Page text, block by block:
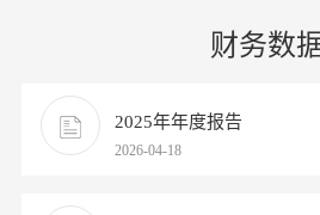
财务数
2025年年度报告
2026-04-18